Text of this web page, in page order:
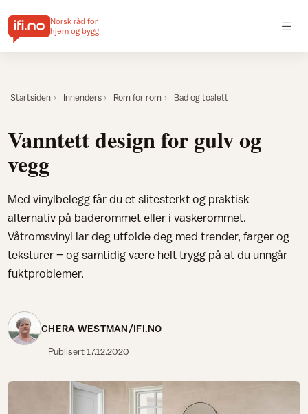
Norsk råd for
hjem og bygg
Startsiden Innendørs Rom for rom Bad og toalett
Vanntett design for gulv og
vegg
Med vinylbelegg får du et slitesterkt og praktisk
alternativ på baderommet eller i vaskerommet.
Våtromsvinyl lar deg utfolde deg med trender, farger og
teksturer – og samtidig være helt trygg på at du unngår
fuktproblemer.
CHERA WESTMAN/IFI.NO
Publisert17.12.2020